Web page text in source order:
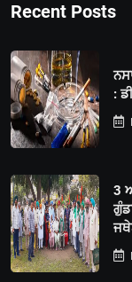
Recent Posts
:
3